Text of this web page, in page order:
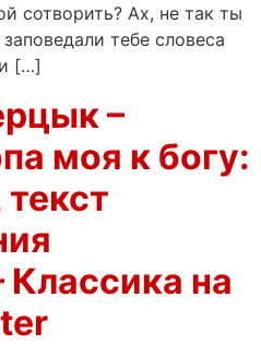
сотворить? Ах, не так ты
тебе словеса
[…]
–
моя к богу:
текст
на